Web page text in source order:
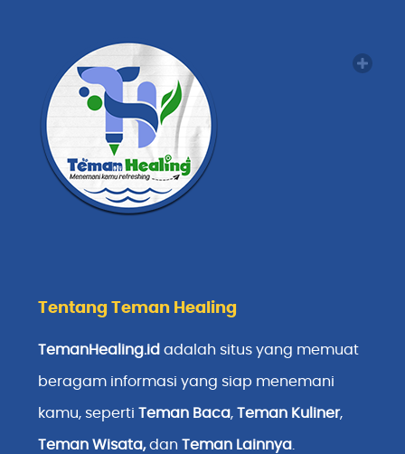
Tentang Teman Healing
TemanHealing.id adalah situs yang memuat
beragam informasi yang siap menemani
kamu, sepertiTeman Baca,Teman Kuliner,
Teman Wisata,danTeman Lainnya.